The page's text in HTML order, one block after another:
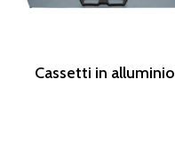
Cassetti in alluminio